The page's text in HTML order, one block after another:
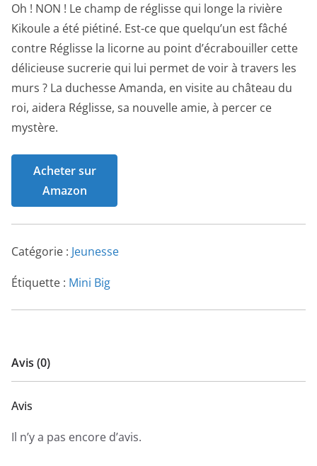
Oh ! NON ! Le champ de réglisse qui longe la rivière
Kikoule a été piétiné. Est-ce que quelqu’un est fâché
contre Réglisse la licorne au point d’écrabouiller cette
délicieuse sucrerie qui lui permet de voir à travers les
murs ? La duchesse Amanda, en visite au château du
roi, aidera Réglisse, sa nouvelle amie, à percer ce
mystère.
Acheter sur
Amazon
Catégorie : Jeunesse
Étiquette : Mini Big
Avis (0)
Avis
Il n’y a pas encore d’avis.